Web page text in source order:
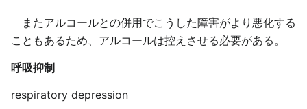
またアルコールとの併用でこうした障害がより悪化する
こともあるため、アルコールは控えさせる必要がある。
呼吸抑制
respiratory depression